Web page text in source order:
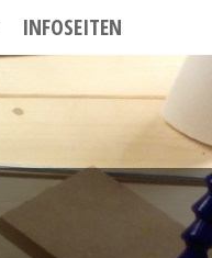
INFOSEITEN